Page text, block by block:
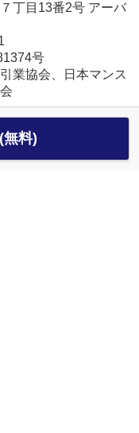
丁目13番2号 アーバ
号
業協会、日本マンス
無料)